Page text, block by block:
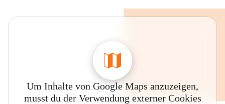
Um Inhalte von Google Maps anzuzeigen,
musst du der Verwendung externer Cookies